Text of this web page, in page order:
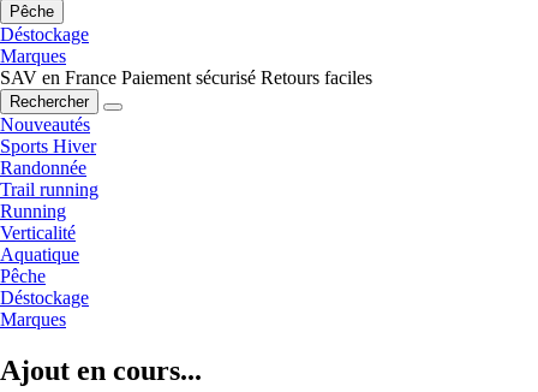
Pêche
Déstockage
Marques
SAV en France Paiement sécurisé Retours faciles
Rechercher
Nouveautés
Sports Hiver
Randonnée
Trail running
Running
Verticalité
Aquatique
Pêche
Déstockage
Marques
Ajout en cours...